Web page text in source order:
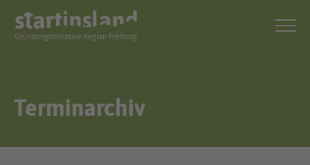
Terminarchiv